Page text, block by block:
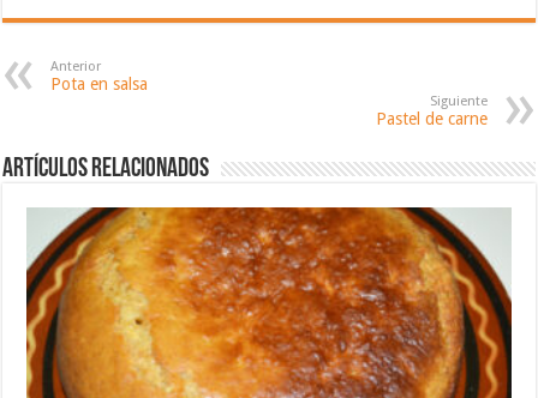
Anterior
Pota en salsa
Siguiente
Pastel de carne
Artículos relacionados